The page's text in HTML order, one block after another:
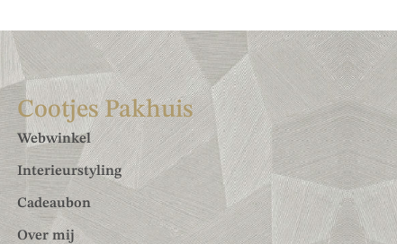
Cootjes Pakhuis
Webwinkel
Interieurstyling
Cadeaubon
Over mij